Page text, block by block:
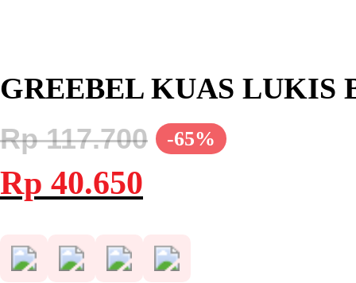
GREEBEL KUAS LUKIS
-65%
Rp117.700
Harga
aslinya
adalah:
Rp 40.650ini